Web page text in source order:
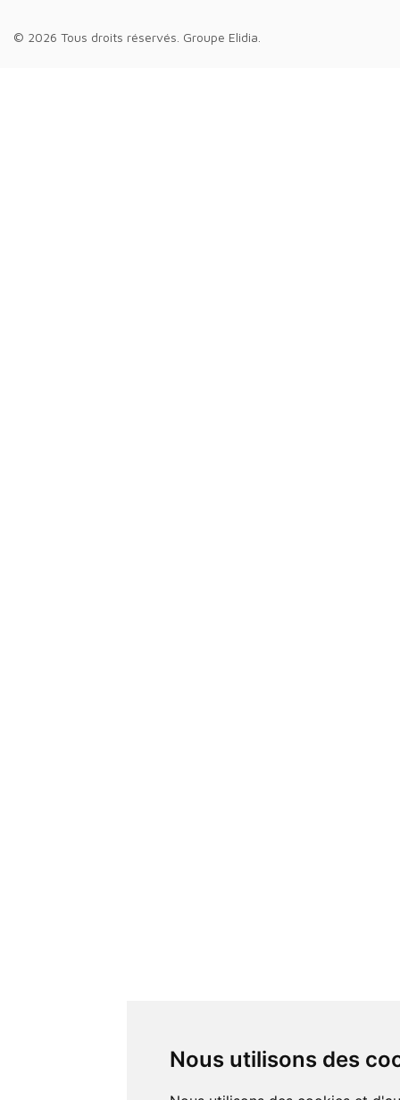
Nous utilisons des
© 2026 Tous droits réservés. Groupe Elidia.